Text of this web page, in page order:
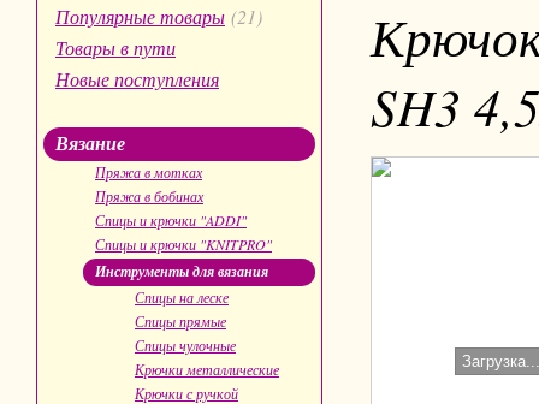
Популярные товары (21)
Товары в пути
Новые поступления
Вязание
Пряжа в мотках
Пряжа в бобинах
Спицы и крючки "ADDI"
Спицы и крючки "KNITPRO"
Инструменты для вязания
Спицы на леске
Спицы прямые
Спицы чулочные
Крючки металлические
Крючки с ручкой
SH3